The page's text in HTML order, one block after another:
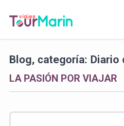
Blog, categoría: Diario
LA PASIÓN POR VIAJAR